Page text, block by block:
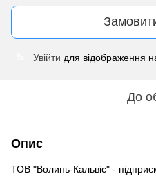
Увійти для відображення
До
Опис
ТОВ "Волинь-Кальвіс" -